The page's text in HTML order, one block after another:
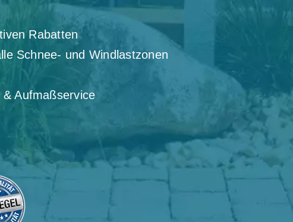
Rabatten
Schnee- und Windlastzonen
Aufmaßservice